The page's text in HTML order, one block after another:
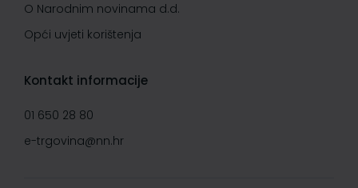
O Narodnim novinama d.d.
Opći uvjeti korištenja
Kontakt informacije
01 650 28 80
e-trgovina@nn.hr